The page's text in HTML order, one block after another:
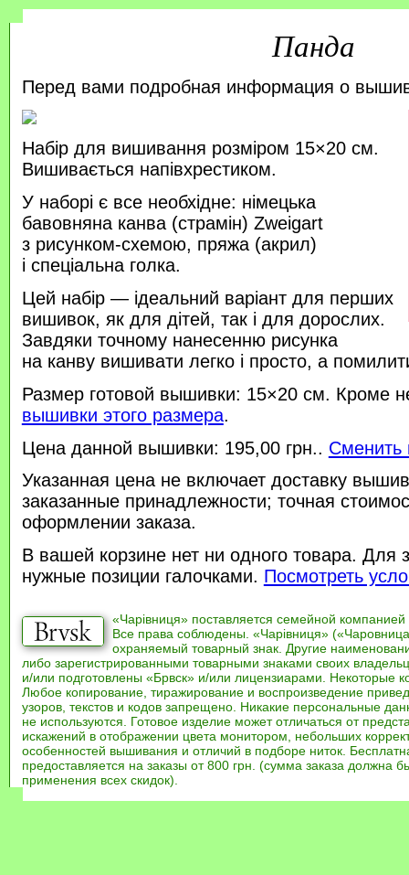
Панда
Перед вами подробная информация о
Набір для вишивання розміром 15×20 см.
Вишивається напівхрестиком.
У наборі є все необхідне: німецька
бавовняна канва (страмін) Zweigart
з рисунком-схемою, пряжа (акрил)
і спеціальна голка.
Цей набір — ідеальний варіант для перших
вишивок, як для дітей, так і для дорослих.
Завдяки точному нанесенню рисунка
на канву вишивати легко і просто, а
Размер готовой вышивки: 15×20 см. Кроме
вышивки этого размера.
Цена данной вышивки: 195,00 грн.. Сменить
Указанная цена не включает доставку
заказанные принадлежности; точная
оформлении заказа.
В вашей корзине нет ни одного товара. Для
нужные позиции галочками. Посмотреть
«Чарівниця» поставляется семейной компанией
Все права соблюдены. «Чарівниця»
охраняемый товарный знак. Другие
либо зарегистрированными товарными знаками своих
и/или подготовлены «Брвск» и/или лицензиарами. Некоторые
Любое копирование, тиражирование и воспроизведение
узоров, текстов и кодов запрещено. Никакие персональные
не используются. Готовое изделие может отличаться от
искажений в отображении цвета монитором, небольших
особенностей вышивания и отличий в подборе ниток.
предоставляется на заказы от 800 грн. (сумма заказа должна
применения всех скидок).